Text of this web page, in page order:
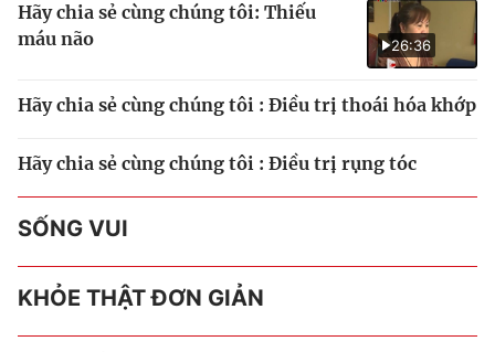
26:36
Hãy chia sẻ cùng chúng tôi: Thiếu
máu não
Hãy chia sẻ cùng chúng tôi : Điều trị thoái hóa khớp
Hãy chia sẻ cùng chúng tôi : Điều trị rụng tóc
SỐNG VUI
KHỎE THẬT ĐƠN GIẢN